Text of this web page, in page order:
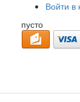
Войти в
пусто